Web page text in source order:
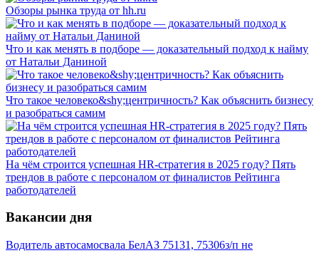
Обзоры рынка труда от hh.ru
Что и как менять в подборе — доказательный подход к найму
от Натальи Даниной
Что такое человеко&shy;центричность? Как объяснить бизнесу
и разобраться самим
На чём строится успешная HR-стратегия в 2025 году? Пять
трендов в работе с персоналом от финалистов Рейтинга
работодателей
Вакансии дня
Водитель автосамосвала БелАЗ 75131, 75306з/п не